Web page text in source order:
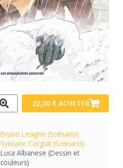
22,00 € ACHETER
Bruno Lecigne (Scénario)
Sylviane Corgiat (Scénario)
Luca Albanese (Dessin et
couleurs)